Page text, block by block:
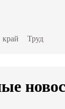
Труд